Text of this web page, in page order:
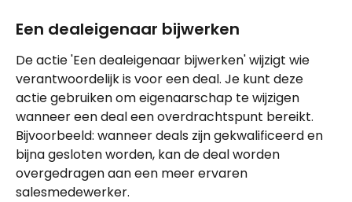
Een dealeigenaar bijwerken
De actie 'Een dealeigenaar bijwerken' wijzigt wie
verantwoordelijk is voor een deal. Je kunt deze
actie gebruiken om eigenaarschap te wijzigen
wanneer een deal een overdrachtspunt bereikt.
Bijvoorbeeld: wanneer deals zijn gekwalificeerd en
bijna gesloten worden, kan de deal worden
overgedragen aan een meer ervaren
salesmedewerker.